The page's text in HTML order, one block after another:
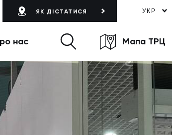
ЯК ДІСТАТИСЯ УКР
нас Мапа ТРЦ